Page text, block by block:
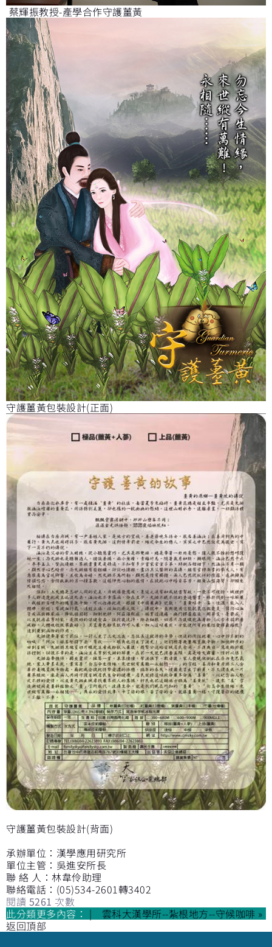
蔡輝振教授-產學合作守護薑黃
守護薑黃包裝設計(正面)
守護薑黃包裝設計(背面)
承辦單位：漢學應用研究所
單位主管：吳進安所長
聯 絡 人：林韋伶助理
聯絡電話：(05)534-2601轉3402
閱讀 5261 次數
此分類更多內容：
雲科大漢學所--紮根地方--守候咖啡 »
返回頂部